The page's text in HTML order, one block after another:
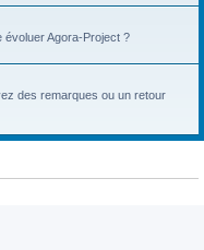
Agora-Project ?
des remarques ou un retour